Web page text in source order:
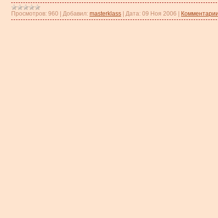
Просмотров: 960 Добавил: masterklass Дата: 09 Ноя 2006